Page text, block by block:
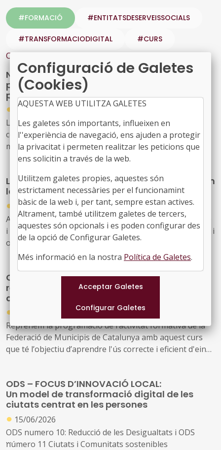
#FORMACIÓ #ENTITATSDESERVEISSOCIALS
#TRANSFORMACIODIGITAL #CURS
Contingut relacionat
Nova acció formativa de l’FMC sobre bones
pràctiques de les entitats locals quant a les
places, els llocs de treball i les retribucions
●
17/12/2025
La Federació de Municipis de Catalunya us aporta
coneixements sobre els conceptes legals bàsics en
matèria de funció publica local i les diferents vies de
desenvolupament i carrera dels empleats locals en una
22, 29 i 30 de gener
A més, també s’analitzarà, entre d’altres, la possibilitat
d’ampliar les plantilles, quin ha de ser el contingut d’una
RLT realitzada amb criteris organitzatius i quin ha de ser
el contingut jurídic, tècnic i social d’una metodologia
eficaç de valoració de llocs de treball
L’FMC organitza un curs introductori de règim
local per al personal de l’Administració local
●
16/12/2025
Aquest interessant curs, que se celebrarà els dies 13, 20
i 23 de gener, ofereix una visió dels aspectes normatius i
organitzatius que regulen el funcionament de
l’administració local, incloent-hi el marc normatiu estatal
diferents òrgans municipals, i la gestió del territori i la
població
Curs sobre ‘La biblioteca del futur’: la nova
revolució en la gestió bibliotecària per mitjà
de la IA
●
Reprenem la programació de l’activitat formativa de la
Federació de Municipis de Catalunya amb aquest curs
que té l’objectiu d’aprendre l'ús correcte i eficient d'eines
aprendre a integrar eines com ChatGPT i Perplexity en
processos bibliotecaris quotidians i la completa
automatització de tasques i identificar i reconèixer riscos
associats a l'ús d’IA, com a biaixos i problemes de
privacitat, i establir estratègies per mitigar-los
ODS – FOCUS D’INNOVACIÓ LOCAL:
Un model de transformació digital de les
ciutats centrat en les persones
● 15/06/2026
ODS numero 10: Reducció de les Desigualtats i ODS
número 11 Ciutats i Comunitats sostenibles
Configuració de Galetes
(Cookies)
AQUESTA WEB UTILITZA GALETES
Les galetes són importants, influeixen en
l''experiència de navegació, ens ajuden a protegir
la privacitat i permeten realitzar les peticions que
ens solicitin a través de la web.
Utilitzem galetes propies, aquestes són
estrictament necessàries per el funcionamint
bàsic de la web i, per tant, sempre estan actives.
Altrament, també utilitzem galetes de tercers,
aquestes són opcionals i es poden configurar des
de la opció de Configurar Galetes.
Més informació en la nostra Política de Galetes.